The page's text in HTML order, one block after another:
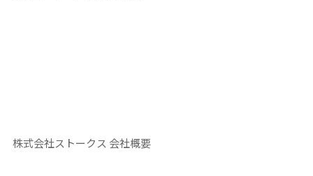
株式会社ストークス 会社概要